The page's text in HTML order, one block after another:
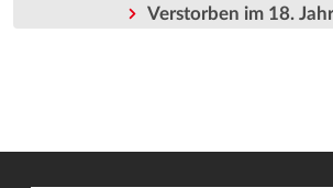
Verstorben im 18.